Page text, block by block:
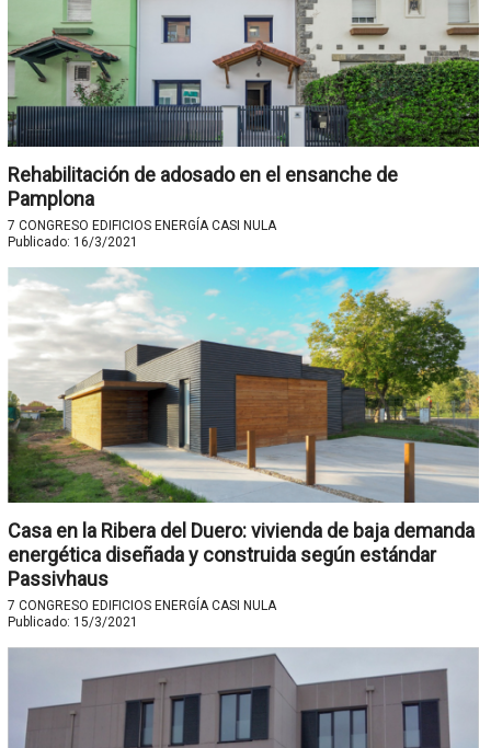
Rehabilitación de adosado en el ensanche de
Pamplona
7 CONGRESO EDIFICIOS ENERGÍA CASI NULA
Publicado: 16/3/2021
Casa en la Ribera del Duero: vivienda de baja demanda
energética diseñada y construida según estándar
Passivhaus
7 CONGRESO EDIFICIOS ENERGÍA CASI NULA
Publicado: 15/3/2021